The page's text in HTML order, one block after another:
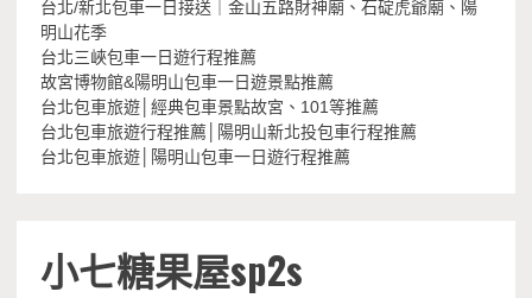
台北/新北包車一日接送｜金山五路財神廟、石碇虎爺廟、陽
明山花季
台北三峽包車一日遊行程推薦
故宮博物館&陽明山包車一日遊景點推薦
台北包車旅遊│經典包車景點故宮、101等推薦
台北包車旅遊行程推薦│陽明山新北投包車行程推薦
台北包車旅遊│陽明山包車一日遊行程推薦
小七糖果屋sp2s